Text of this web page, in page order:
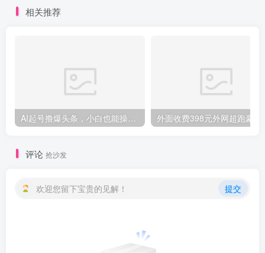
相关推荐
AI起号撸爆头条，小白也能操作，日入2000+
评论 抢沙发
欢迎您留下宝贵的见解！ 提交